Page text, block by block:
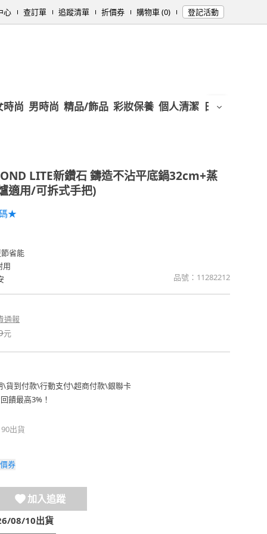
心 查訂單 追蹤清單 折價券 購物車 (0) 登記活動
時尚 男時尚 精品/飾品 彩妝保養 個人清潔 日用/紙品
LITE新鑽石 鑄造不沾平底鍋32cm+蒸
適用/可拆式手把)
★
省能
用
品號： 11282212
通報
元
\貨到付款\行動支付\超商付款\銀聯卡
饋最高3%！
出貨
券
加入追蹤
08/10出貨